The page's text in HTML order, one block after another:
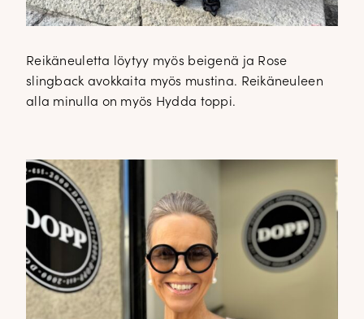
Reikäneuletta löytyy myös beigenä ja Rose
slingback avokkaita myös mustina. Reikäneuleen
alla minulla on myös Hydda toppi.